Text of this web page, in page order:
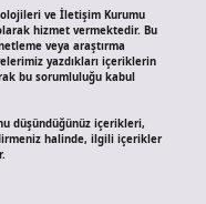
ve İletişim Kurumu
hizmet vermektedir. Bu
veya araştırma
yazdıkları içeriklerin
bu sorumluluğu kabul
düşündüğünüz içerikleri,
halinde, ilgili içerikler